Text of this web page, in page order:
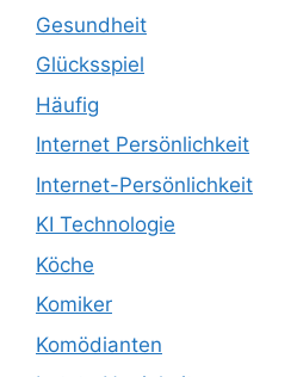
Gesundheit
Glücksspiel
Häufig
Internet Persönlichkeit
Internet-Persönlichkeit
KI Technologie
Köche
Komiker
Komödianten